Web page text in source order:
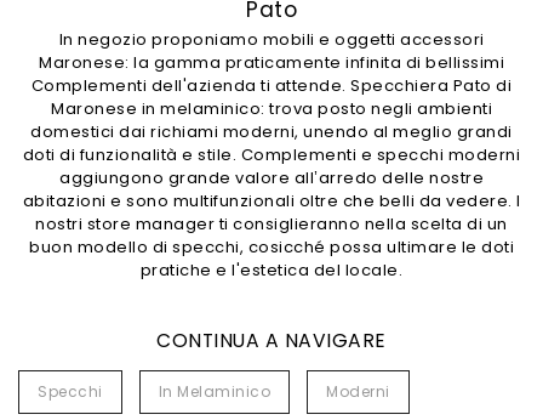
Pato
In negozio proponiamo mobili e oggetti accessori
Maronese: la gamma praticamente infinita di bellissimi
Complementi dell'azienda ti attende. Specchiera Pato di
Maronese in melaminico: trova posto negli ambienti
domestici dai richiami moderni, unendo al meglio grandi
doti di funzionalità e stile. Complementi e specchi moderni
aggiungono grande valore all’arredo delle nostre
abitazioni e sono multifunzionali oltre che belli da vedere. I
nostri store manager ti consiglieranno nella scelta di un
buon modello di specchi, cosicché possa ultimare le doti
pratiche e l'estetica del locale.
CONTINUA A NAVIGARE
Specchi In Melaminico Moderni